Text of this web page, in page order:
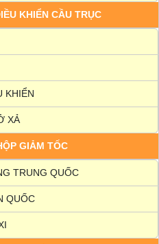
KHIỂN CẦU TRỤC
KHIỂN
XẢ
GIẢM TỐC
TRUNG QUỐC
QUỐC